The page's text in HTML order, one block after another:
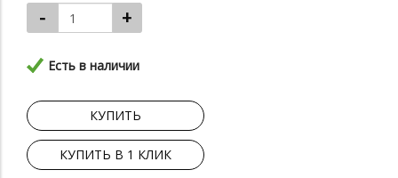
- +
Есть в наличии
КУПИТЬ
КУПИТЬ В 1 КЛИК